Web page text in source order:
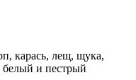
карась, лещ, щука,
и пестрый